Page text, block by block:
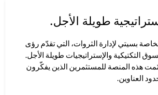
طويلة الأجل.
بسيتي لإدارة الثروات، التي تقدّم رؤى
التكتيكية والإستراتيجيات طويلة الأجل.
هذه المنصة للمستثمرين الذين يفكّرون
العناوين.